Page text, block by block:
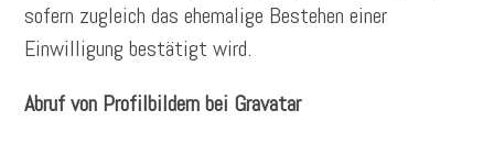
sofern zugleich das ehemalige Bestehen einer
Einwilligung bestätigt wird.
Abruf von Profilbildern bei Gravatar